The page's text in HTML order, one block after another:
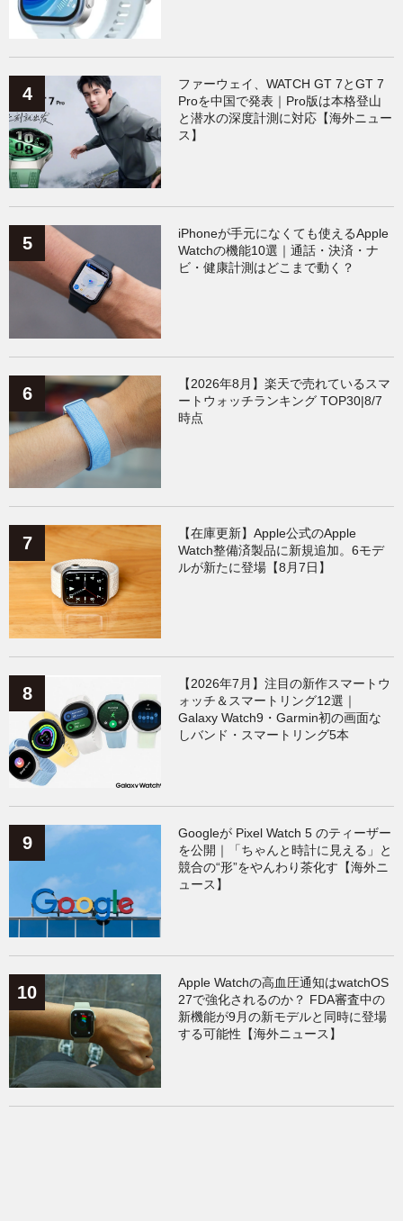
ファーウェイ、WATCH GT 7とGT 7
Proを中国で発表｜Pro版は本格登山
と潜水の深度計測に対応【海外ニュー
ス】
iPhoneが手元になくても使えるApple
Watchの機能10選｜通話・決済・ナ
ビ・健康計測はどこまで動く？
【2026年8月】楽天で売れているスマ
ートウォッチランキング TOP30|8/7
時点
【在庫更新】Apple公式のApple
Watch整備済製品に新規追加。6モデ
ルが新たに登場【8月7日】
【2026年7月】注目の新作スマートウ
ォッチ＆スマートリング12選｜
Galaxy Watch9・Garmin初の画面な
しバンド・スマートリング5本
Googleが Pixel Watch 5 のティーザー
を公開｜「ちゃんと時計に見える」と
競合の“形”をやんわり茶化す【海外ニ
ュース】
Apple Watchの高血圧通知はwatchOS
27で強化されるのか？ FDA審査中の
新機能が9月の新モデルと同時に登場
する可能性【海外ニュース】